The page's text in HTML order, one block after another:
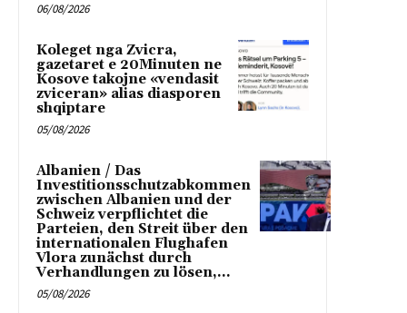
06/08/2026
Koleget nga Zvicra,
gazetaret e 20Minuten ne
Kosove takojne «vendasit
zviceran» alias diasporen
shqiptare
05/08/2026
Albanien / Das
Investitionsschutzabkommen
zwischen Albanien und der
Schweiz verpflichtet die
Parteien, den Streit über den
internationalen Flughafen
Vlora zunächst durch
Verhandlungen zu lösen,...
05/08/2026